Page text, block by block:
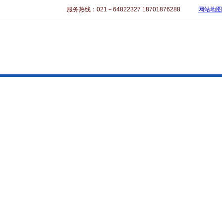
服务热线：021－64822327 18701876288 网站地图